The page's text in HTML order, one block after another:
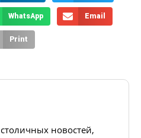
WhatsApp Email
Print
новостей,